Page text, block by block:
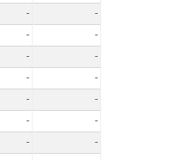
-
-
-
-
-
-
-
-
-
-
-
-
-
-